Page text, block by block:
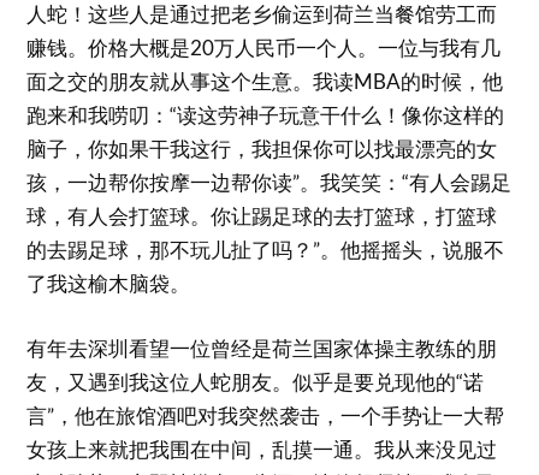
人蛇！这些人是通过把老乡偷运到荷兰当餐馆劳工而
赚钱。价格大概是20万人民币一个人。一位与我有几
面之交的朋友就从事这个生意。我读MBA的时候，他
跑来和我唠叨：“读这劳神子玩意干什么！像你这样的
脑子，你如果干我这行，我担保你可以找最漂亮的女
孩，一边帮你按摩一边帮你读”。我笑笑：“有人会踢足
球，有人会打篮球。你让踢足球的去打篮球，打篮球
的去踢足球，那不玩儿扯了吗？”。他摇摇头，说服不
了我这榆木脑袋。
有年去深圳看望一位曾经是荷兰国家体操主教练的朋
友，又遇到我这位人蛇朋友。似乎是要兑现他的“诺
言”，他在旅馆酒吧对我突然袭击，一个手势让一大帮
女孩上来就把我围在中间，乱摸一通。我从来没见过